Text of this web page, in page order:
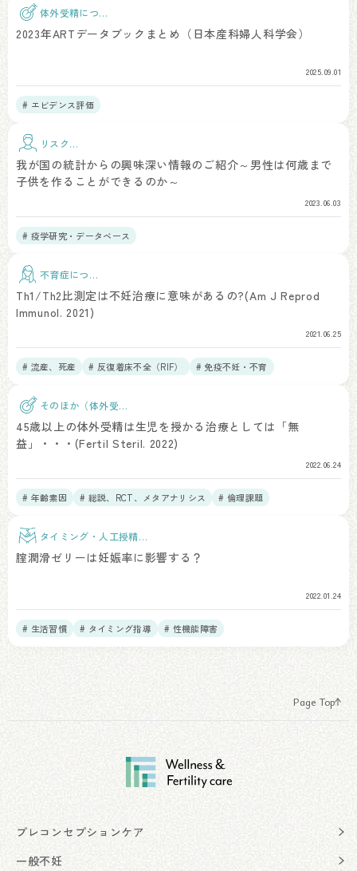
体外受精につい
て
2023年ARTデータブックまとめ（日本産科婦人科学会）
2025.09.01
# エビデンス評価
リスク因
我が国の統計からの興味深い情報のご紹介～男性は何歳まで
子供を作ることができるのか～
2023.06.03
# 疫学研究・データベース
不育症につい
Th1/Th2比測定は不妊治療に意味があるの?(Am J Reprod
Immunol. 2021)
2021.06.25
# 流産、死産 # 反復着床不全（RIF） # 免疫不妊・不育
そのほか（体外受
45歳以上の体外受精は生児を授かる治療としては「無
益」・・・(Fertil Steril. 2022)
2022.06.24
# 年齢素因 # 総説、RCT、メタアナリシス # 倫理課題
タイミング・人工授精治
腟潤滑ゼリーは妊娠率に影響する？
2022.01.24
# 生活習慣 # タイミング指導 # 性機能障害
Page Top
プレコンセプションケア
一般不妊